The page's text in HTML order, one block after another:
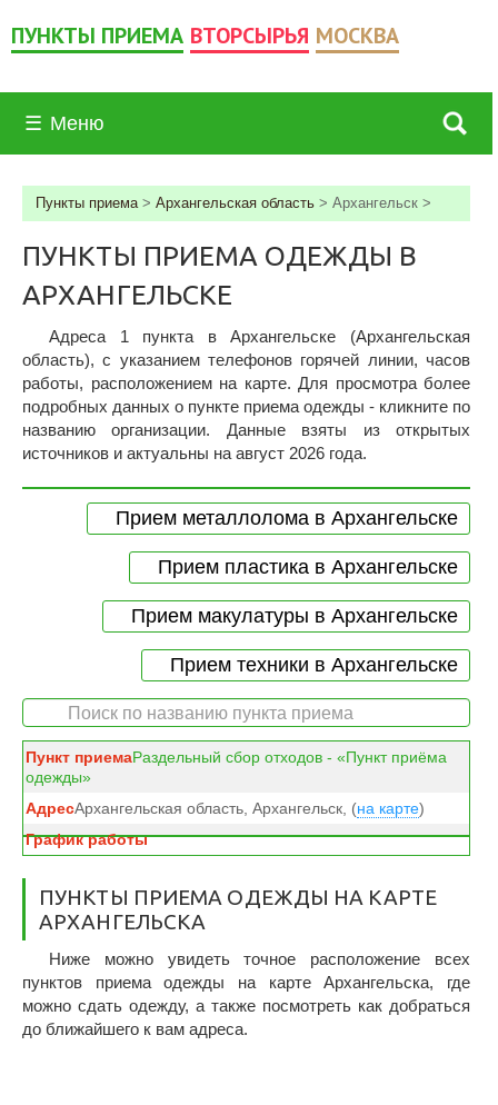
ПУНКТЫ ПРИЕМА ВТОРСЫРЬЯ МОСКВА
☰ Меню
Пункты приема> Архангельская область > Архангельск >
ПУНКТЫ ПРИЕМА ОДЕЖДЫ В
АРХАНГЕЛЬСКЕ
Адреса 1 пункта в Архангельске (Архангельская
область), c указанием телефонов горячей линии, часов
работы, расположением на карте. Для просмотра более
подробных данных о пункте приема одежды - кликните по
названию организации. Данные взяты из открытых
источников и актуальны на август 2026 года.
Прием металлолома в Архангельске
Прием пластика в Архангельске
Прием макулатуры в Архангельске
Прием техники в Архангельске
Раздельный сбор отходов - «Пункт приёма
одежды»
Архангельская область, Архангельск, (на карте)
ПУНКТЫ ПРИЕМА ОДЕЖДЫ НА КАРТЕ
АРХАНГЕЛЬСКА
Ниже можно увидеть точное расположение всех
пунктов приема одежды на карте Архангельска, где
можно сдать одежду, а также посмотреть как добраться
до ближайшего к вам адреса.